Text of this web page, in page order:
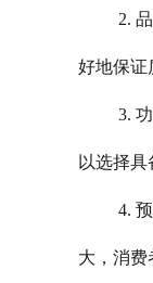
2.
好地保证
3.
以选择具
4.
大，消费